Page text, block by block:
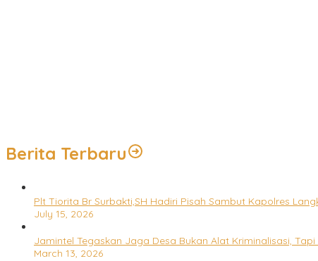
Berita Terbaru
Plt Tiorita Br Surbakti,SH Hadiri Pisah Sambut Kapolres
July 15, 2026
Jamintel Tegaskan Jaga Desa Bukan Alat Kriminalisasi,
March 13, 2026